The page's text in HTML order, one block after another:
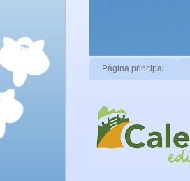
Página principal